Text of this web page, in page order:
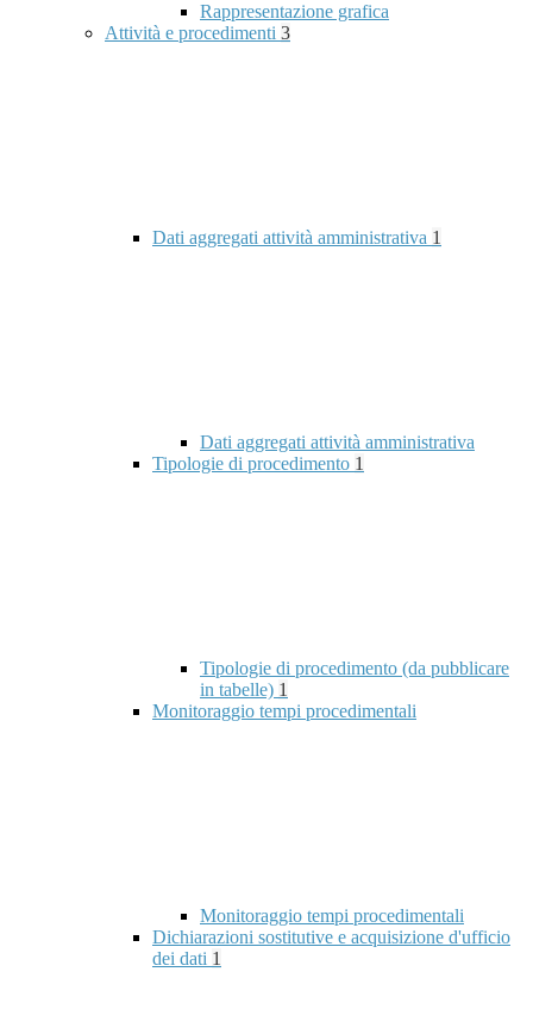
Rappresentazione grafica
Attività e procedimenti 3
Dati aggregati attività amministrativa 1
Dati aggregati attività amministrativa
Tipologie di procedimento 1
Tipologie di procedimento (da pubblicare
in tabelle) 1
Monitoraggio tempi procedimentali
Monitoraggio tempi procedimentali
Dichiarazioni sostitutive e acquisizione d'ufficio
dei dati 1